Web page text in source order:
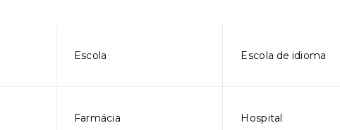
Escola Escola de idioma
Farmácia Hospital